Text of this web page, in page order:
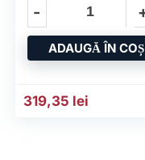
Pack, Capacitate
Negru
ADAUGĂ ÎN COȘ
319,35 lei